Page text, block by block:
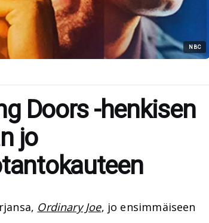
NBC
Doors -henkisen
jo
Ordinary Joe, jo ensimmäiseen